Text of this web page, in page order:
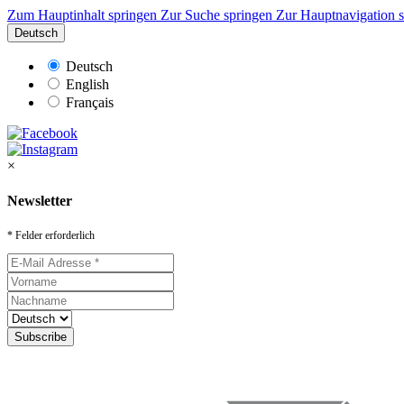
Zum Hauptinhalt springen Zur Suche springen Zur Hauptnavigation
Deutsch
Deutsch
English
Français
×
Newsletter
* Felder erforderlich